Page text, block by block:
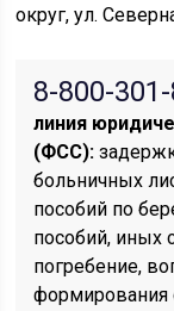
округ, ул.
8-800-
линия
(ФСС):
больничных
пособий по
пособий, иных
погребение,
формирования